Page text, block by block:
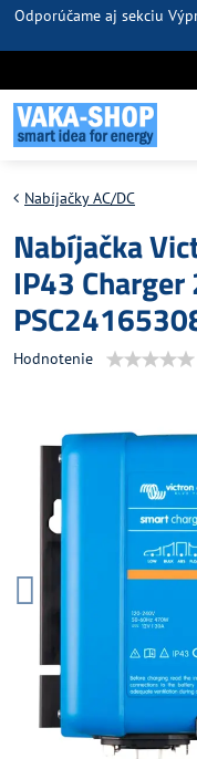
Odporúčame aj sekciu
Nabíjačky AC/DC
Nabíjačka
IP43
Hodnotenie